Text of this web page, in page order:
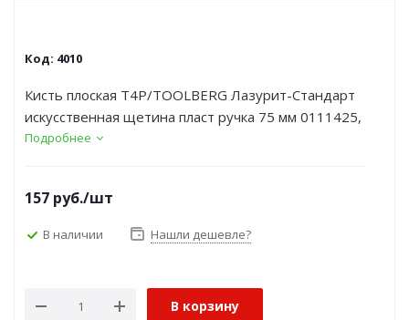
Код: 4010
Кисть плоская Т4Р/TOOLBERG Лазурит-Стандарт
искусственная щетина пласт ручка 75 мм 0111425,
(ДК)
Подробнее
157 руб./шт
В наличии Нашли дешевле?
В корзину